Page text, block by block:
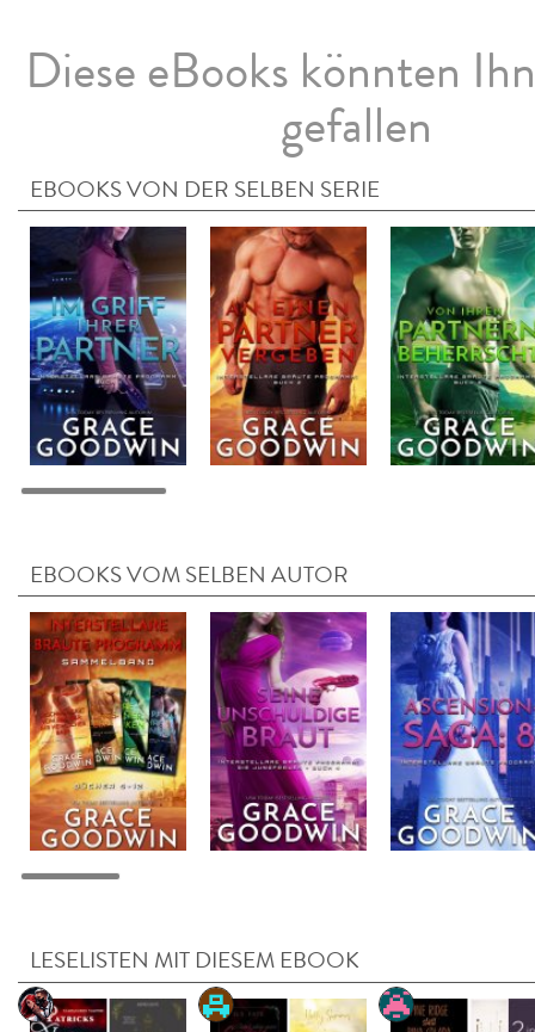
Diese eBooks könnten
gefallen
EBOOKS VON DER SELBEN SERIE
EBOOKS VOM SELBEN AUTOR
LESELISTEN MIT DIESEM EBOOK